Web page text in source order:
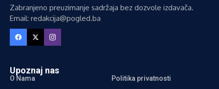
Zabranjeno preuzimanje sadržaja bez dozvole izdavača.
Email: redakcija@pogled.ba
Upoznaj nas
O Nama
Politika privatnosti